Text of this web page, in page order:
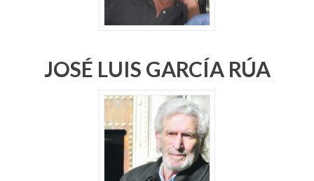
JOSÉ LUIS GARCÍA RÚA